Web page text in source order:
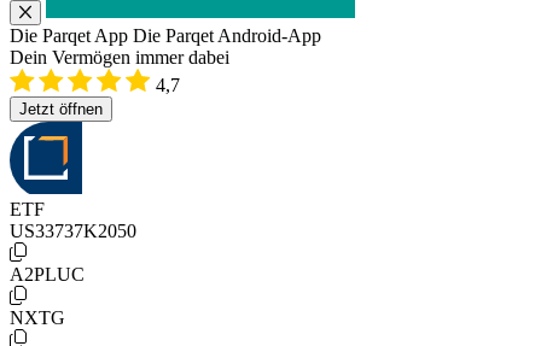
Die Parqet App Die Parqet Android-App
Dein Vermögen immer dabei
4,7
Jetzt öffnen
ETF
US33737K2050
A2PLUC
NXTG